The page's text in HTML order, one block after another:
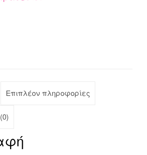
Επιπλέον πληροφορίες